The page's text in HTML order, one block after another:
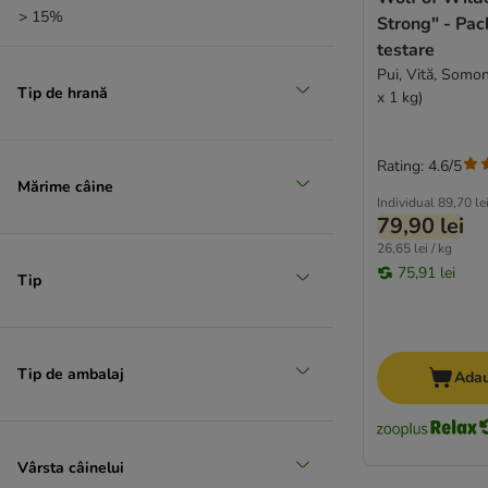
> 15%
Tip de hrană
Mărime câine
Tip
Tip de ambalaj
Vârsta câinelui
Strong" -
testare
Pui, Vită,
x 1 kg)
Individual89,70 lei
79,90 lei
26,65 lei / kg
75,91 lei
Rating: 4.6/5